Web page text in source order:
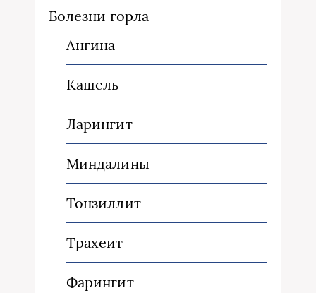
Болезни горла
Ангина
Кашель
Ларингит
Миндалины
Тонзиллит
Трахеит
Фарингит